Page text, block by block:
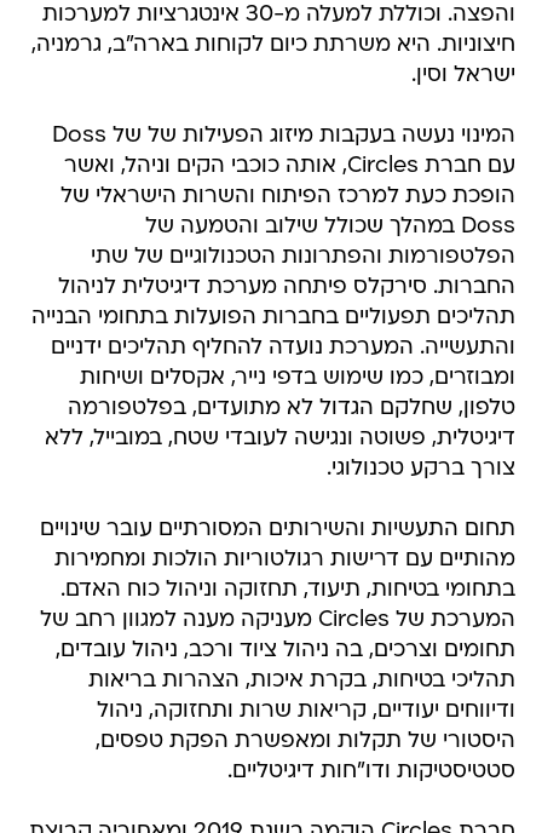
ישראל וסין.
הופכת כעת למרכז הפיתוח והשרות הישראלי של
Doss במהלך שכולל שילוב והטמעה של
הפלטפורמות והפתרונות הטכנולוגיים של שתי
החברות. סירקלס פיתחה מערכת דיגיטלית לניהול
תהליכים תפעוליים בחברות הפועלות בתחומי הבנייה
והתעשייה. המערכת נועדה להחליף תהליכים ידניים
ומבוזרים, כמו שימוש בדפי נייר, אקסלים ושיחות
טלפון, שחלקם הגדול לא מתועדים, בפלטפורמה
דיגיטלית, פשוטה ונגישה לעובדי שטח, במובייל, ללא
צורך ברקע טכנולוגי.
תחום התעשיות והשירותים המסורתיים עובר שינויים
בתחומי בטיחות, תיעוד, תחזוקה וניהול כוח האדם.
המערכת של Circles מעניקה מענה למגוון רחב של
תחומים וצרכים, בה ניהול ציוד ורכב, ניהול עובדים,
תהליכי בטיחות, בקרת איכות, הצהרות בריאות
ודיווחים יעודיים, קריאות שרות ותחזוקה, ניהול
היסטורי של תקלות ומאפשרת הפקת טפסים,
סטטיסטיקות ודו"חות דיגיטליים.